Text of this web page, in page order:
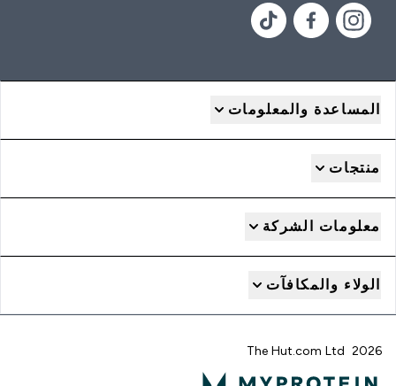
المساعدة والمعلومات
منتجات
معلومات الشركة
الولاء والمكافآت
2026 The Hut.com Ltd